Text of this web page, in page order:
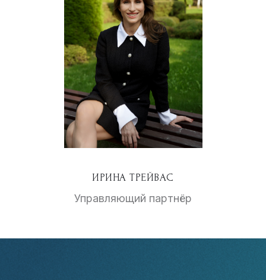
ИРИНА ТРЕЙВАС
Управляющий партнёр